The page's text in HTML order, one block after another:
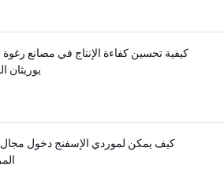
كيفية تحسين كفاءة الإنتاج في مصانع رغوة
يوريثان
كيف يمكن لموردي الإسفنج دخول مجال